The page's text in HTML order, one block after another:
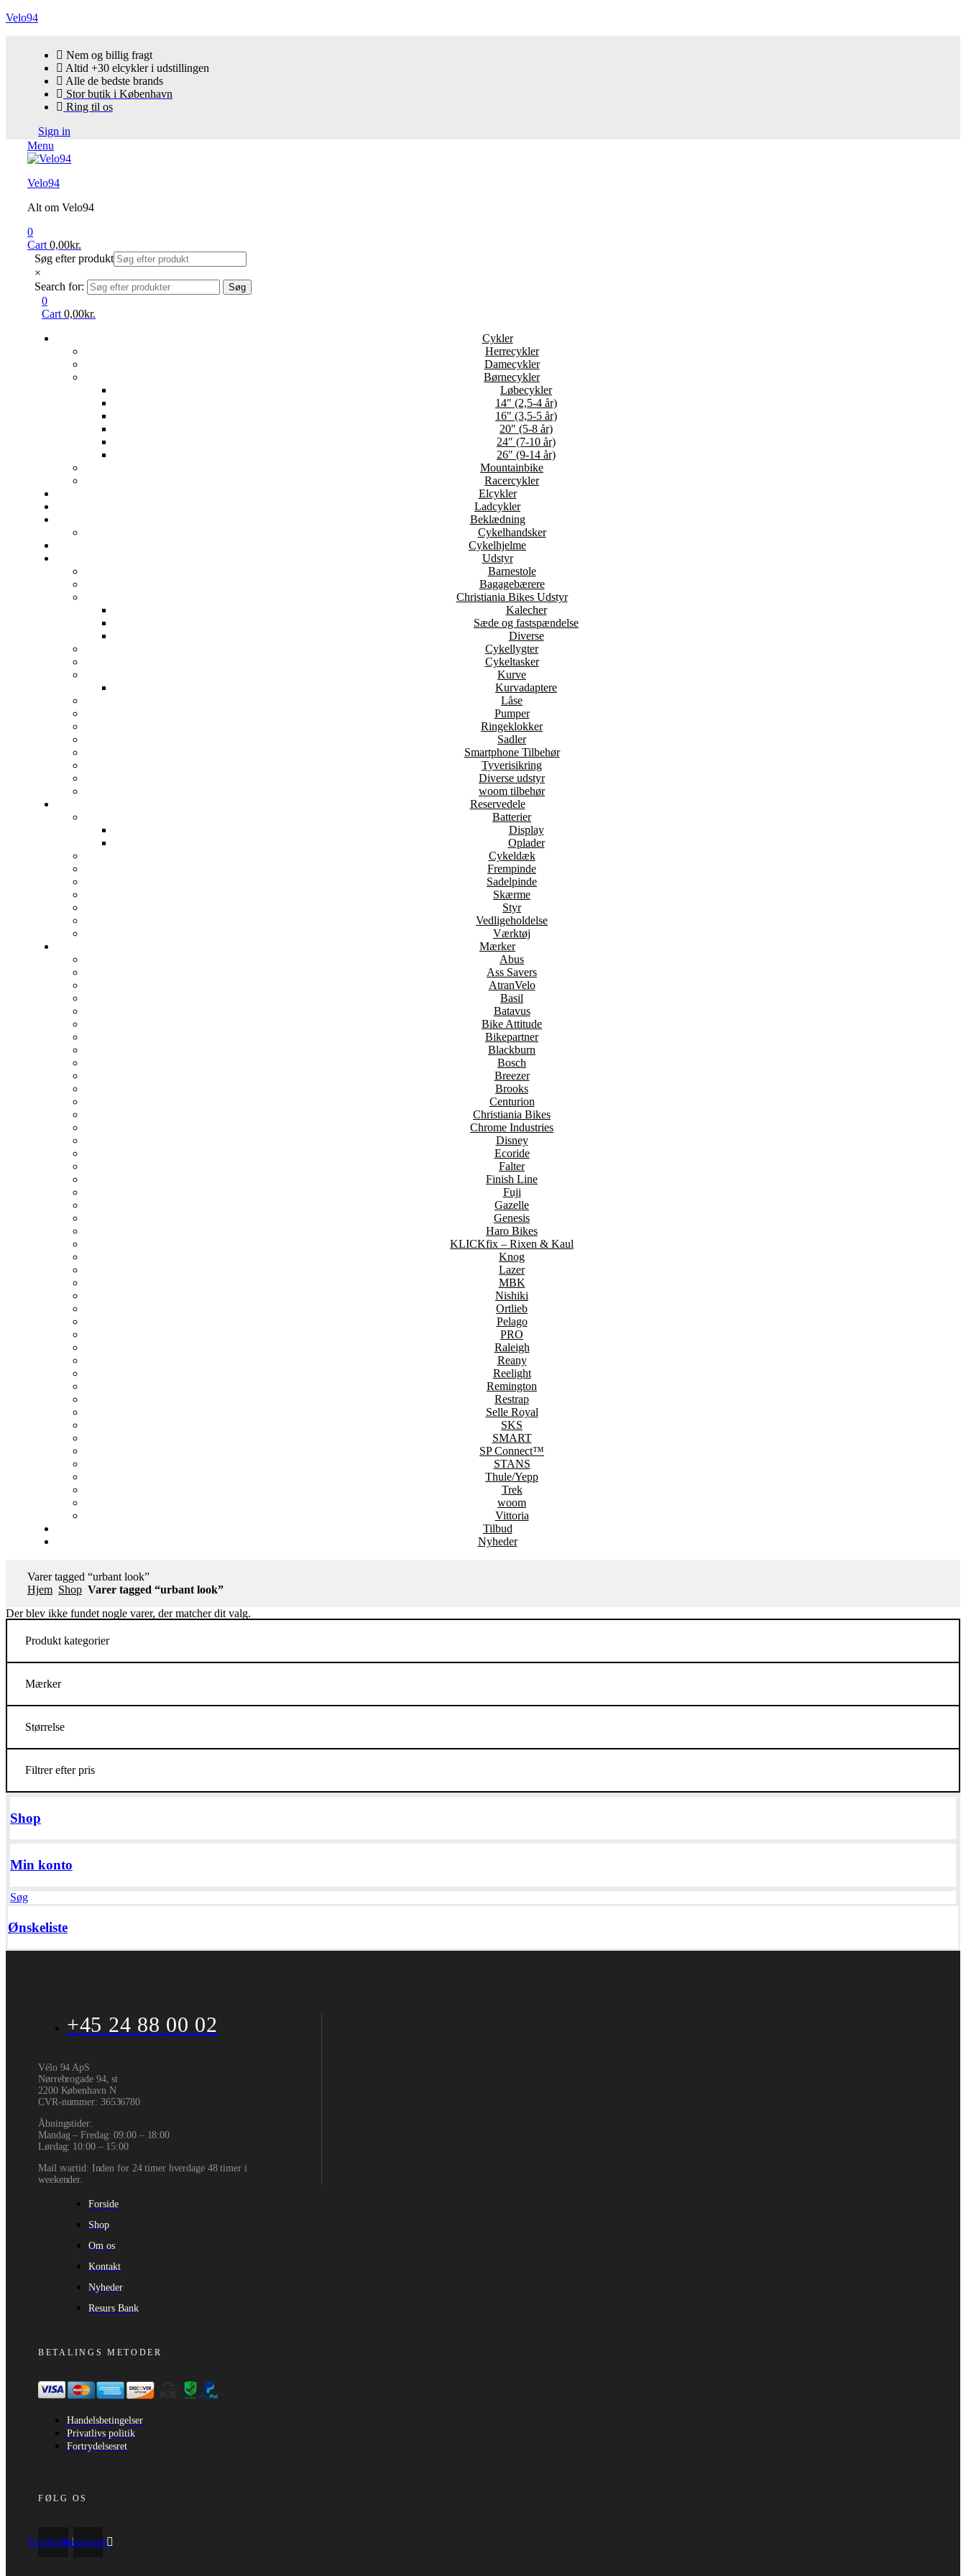
Velo94
Nem og billig fragt
Altid +30 elcykler i udstillingen
Alle de bedste brands
Stor butik i København
Ring til os
Sign in
Menu
Velo94
Alt om Velo94
0
Cart 0,00kr.
Søg efter produkt
×
Search for:
Søg
0
Cart 0,00kr.
Cykler
Herrecykler
Damecykler
Børnecykler
Løbecykler
14″ (2,5-4 år)
16″ (3,5-5 år)
20″ (5-8 år)
24″ (7-10 år)
26″ (9-14 år)
Mountainbike
Racercykler
Elcykler
Ladcykler
Beklædning
Cykelhandsker
Cykelhjelme
Udstyr
Barnestole
Bagagebærere
Christiania Bikes Udstyr
Kalecher
Sæde og fastspændelse
Diverse
Cykellygter
Cykeltasker
Kurve
Kurvadaptere
Låse
Pumper
Ringeklokker
Sadler
Smartphone Tilbehør
Tyverisikring
Diverse udstyr
woom tilbehør
Reservedele
Batterier
Display
Oplader
Cykeldæk
Frempinde
Sadelpinde
Skærme
Styr
Vedligeholdelse
Værktøj
Mærker
Abus
Ass Savers
AtranVelo
Basil
Batavus
Bike Attitude
Bikepartner
Blackburn
Bosch
Breezer
Brooks
Centurion
Christiania Bikes
Chrome Industries
Disney
Ecoride
Falter
Finish Line
Fuji
Gazelle
Genesis
Haro Bikes
KLICKfix – Rixen & Kaul
Knog
Lazer
MBK
Nishiki
Ortlieb
Pelago
PRO
Raleigh
Reany
Reelight
Remington
Restrap
Selle Royal
SKS
SMART
SP Connect™
STANS
Thule/Yepp
Trek
woom
Vittoria
Tilbud
Nyheder
Varer tagged “urbant look”
Hjem Shop Varer tagged “urbant look”
Der blev ikke fundet nogle varer, der matcher dit valg.
Produkt kategorier
Mærker
Størrelse
Filtrer efter pris
Shop
Min konto
Søg
Ønskeliste
+45 24 88 00 02
Vélo 94 ApS
Nørrebrogade 94, st
2200 København N
CVR-nummer: 36536780
Åbningstider:
Mandag – Fredag: 09:00 – 18:00
Lørdag: 10:00 – 15:00
Mail svartid: Inden for 24 timer hverdage 48 timer i
weekender.
Forside
Shop
Om os
Kontakt
Nyheder
Resurs Bank
BETALINGS METODER
Handelsbetingelser
Privatlivs politik
Fortrydelsesret
FØLG OS
FacebookInstagram